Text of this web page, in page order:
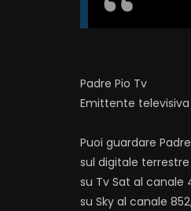
Padre Pio Tv
Emittente
Puoi guardare
sul digitale terrestre
su Tv Sat al canale
su Sky al canale